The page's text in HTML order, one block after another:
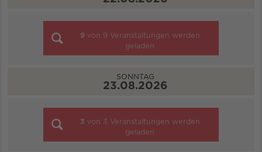
9 von 9 Veranstaltungen werden
geladen
SONNTAG
23.08.2026
3 von 3 Veranstaltungen werden
geladen